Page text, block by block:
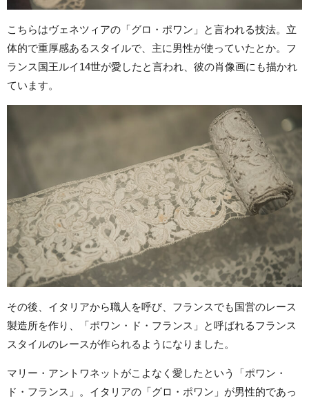
こちらはヴェネツィアの「グロ・ポワン」と言われる技法。立
体的で重厚感あるスタイルで、主に男性が使っていたとか。フ
ランス国王ルイ14世が愛したと言われ、彼の肖像画にも描かれ
ています。
その後、イタリアから職人を呼び、フランスでも国営のレース
製造所を作り、「ポワン・ド・フランス」と呼ばれるフランス
スタイルのレースが作られるようになりました。
マリー・アントワネットがこよなく愛したという「ポワン・
ド・フランス」。イタリアの「グロ・ポワン」が男性的であっ